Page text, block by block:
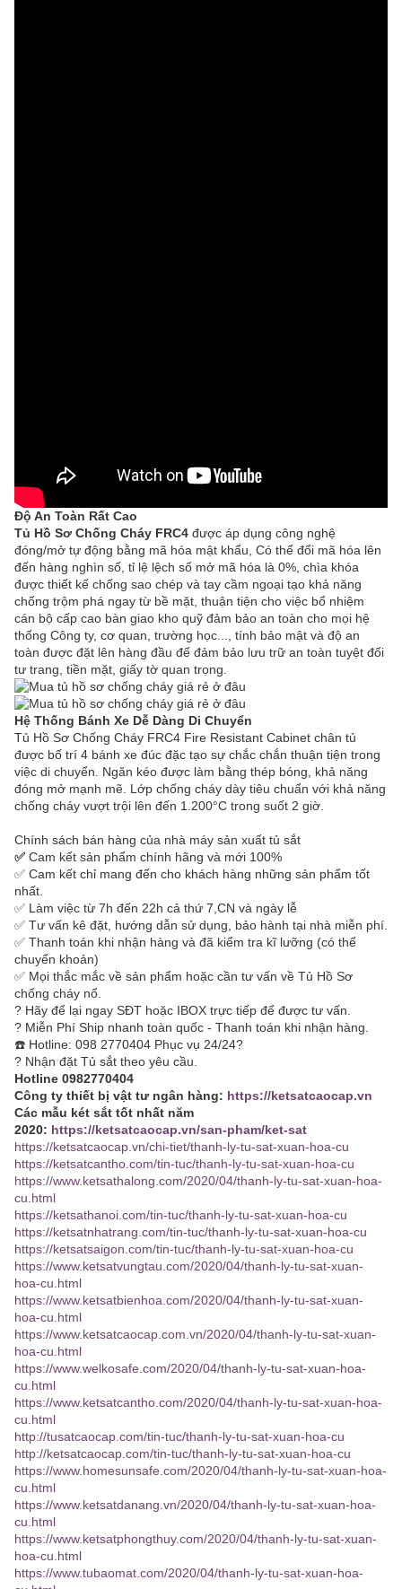
Độ An Toàn Rất Cao
Tủ Hồ Sơ Chống Cháy FRC4 được áp dụng công nghệ
đóng/mở tự động bằng mã hóa mật khẩu, Có thể đổi mã hóa lên
đến hàng nghìn số, tỉ lệ lệch số mở mã hóa là 0%, chìa khóa
được thiết kế chống sao chép và tay cầm ngoại tạo khả năng
chống trộm phá ngay từ bề mặt, thuận tiện cho việc bổ nhiệm
cán bộ cấp cao bàn giao kho quỹ đảm bảo an toàn cho mọi hệ
thống Công ty, cơ quan, trường học..., tính bảo mật và độ an
toàn được đặt lên hàng đầu để đảm bảo lưu trữ an toàn tuyệt đối
tư trang, tiền mặt, giấy tờ quan trọng.
Hệ Thống Bánh Xe Dễ Dàng Di Chuyển
Tủ Hồ Sơ Chống Cháy FRC4 Fire Resistant Cabinet chân tủ
được bố trí 4 bánh xe đúc đặc tạo sự chắc chắn thuận tiện trong
việc di chuyển. Ngăn kéo được làm bằng thép bóng, khả năng
đóng mở mạnh mẽ. Lớp chống cháy dày tiêu chuẩn với khả năng
chống cháy vượt trội lên đến 1.200°C trong suốt 2 giờ.
Chính sách bán hàng của nhà máy sản xuất tủ sắt
✅ Cam kết sản phẩm chính hãng và mới 100%
✅ Cam kết chỉ mang đến cho khách hàng những sản phẩm tốt
nhất.
✅ Làm việc từ 7h đến 22h cả thứ 7,CN và ngày lễ
✅ Tư vấn kê đặt, hướng dẫn sử dụng, bảo hành tại nhà miễn phí.
✅ Thanh toán khi nhận hàng và đã kiểm tra kĩ lưỡng (có thể
chuyển khoản)
✅ Mọi thắc mắc về sản phẩm hoặc cần tư vấn về Tủ Hồ Sơ
chống cháy nổ.
? Hãy để lại ngay SĐT hoặc IBOX trực tiếp để được tư vấn.
? Miễn Phí Ship nhanh toàn quốc - Thanh toán khi nhận hàng.
☎️ Hotline: 098 2770404 Phục vụ 24/24?
? Nhận đặt Tủ sắt theo yêu cầu.
Hotline 0982770404
Công ty thiết bị vật tư ngân hàng: https://ketsatcaocap.vn
Các mẫu két sắt tốt nhất năm
2020: https://ketsatcaocap.vn/san-pham/ket-sat
https://ketsatcaocap.vn/chi-tiet/thanh-ly-tu-sat-xuan-hoa-cu
https://ketsatcantho.com/tin-tuc/thanh-ly-tu-sat-xuan-hoa-cu
https://www.ketsathalong.com/2020/04/thanh-ly-tu-sat-xuan-hoa-
cu.html
https://ketsathanoi.com/tin-tuc/thanh-ly-tu-sat-xuan-hoa-cu
https://ketsatnhatrang.com/tin-tuc/thanh-ly-tu-sat-xuan-hoa-cu
https://ketsatsaigon.com/tin-tuc/thanh-ly-tu-sat-xuan-hoa-cu
https://www.ketsatvungtau.com/2020/04/thanh-ly-tu-sat-xuan-
hoa-cu.html
https://www.ketsatbienhoa.com/2020/04/thanh-ly-tu-sat-xuan-
hoa-cu.html
https://www.ketsatcaocap.com.vn/2020/04/thanh-ly-tu-sat-xuan-
hoa-cu.html
https://www.welkosafe.com/2020/04/thanh-ly-tu-sat-xuan-hoa-
cu.html
https://www.ketsatcantho.com/2020/04/thanh-ly-tu-sat-xuan-hoa-
cu.html
http://tusatcaocap.com/tin-tuc/thanh-ly-tu-sat-xuan-hoa-cu
http://ketsatcaocap.com/tin-tuc/thanh-ly-tu-sat-xuan-hoa-cu
https://www.homesunsafe.com/2020/04/thanh-ly-tu-sat-xuan-hoa-
cu.html
https://www.ketsatdanang.vn/2020/04/thanh-ly-tu-sat-xuan-hoa-
cu.html
https://www.ketsatphongthuy.com/2020/04/thanh-ly-tu-sat-xuan-
hoa-cu.html
https://www.tubaomat.com/2020/04/thanh-ly-tu-sat-xuan-hoa-